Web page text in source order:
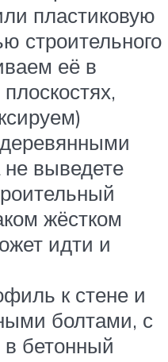
пластиковую
строительного
её в
выведете
жёстком
идти и
к стене и
болтами, с
бетонный